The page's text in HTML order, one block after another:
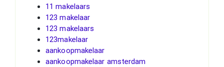
11 makelaars
123 makelaar
123 makelaars
123makelaar
aankoopmakelaar
aankoopmakelaar amsterdam